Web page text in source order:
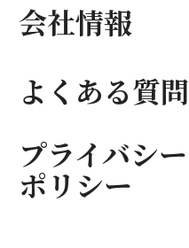
会社情報
よくある質問
プライバシー
ポリシー